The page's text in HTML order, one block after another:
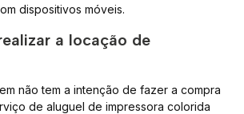
dispositivos móveis.
a locação de
não tem a intenção de fazer a compra
de aluguel de impressora colorida